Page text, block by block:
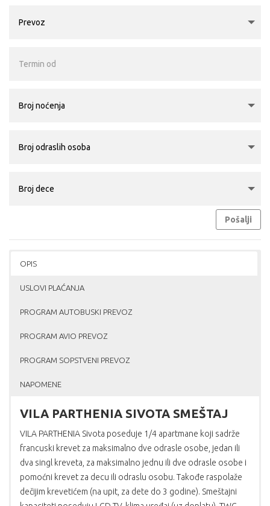
Pošalji
OPIS
USLOVI PLAĆANJA
PROGRAM AUTOBUSKI PREVOZ
PROGRAM AVIO PREVOZ
PROGRAM SOPSTVENI PREVOZ
NAPOMENE
VILA PARTHENIA SIVOTA SMEŠTAJ
VILA PARTHENIA Sivota poseduje 1/4 apartmane koji sadrže
francuski krevet za maksimalno dve odrasle osobe, jedan ili
dva singl kreveta, za maksimalno jednu ili dve odrasle osobe i
pomoćni krevet za decu ili odraslu osobu. Takođe raspolaže
dečijim krevetićem (na upit, za dete do 3 godine). Smeštajni